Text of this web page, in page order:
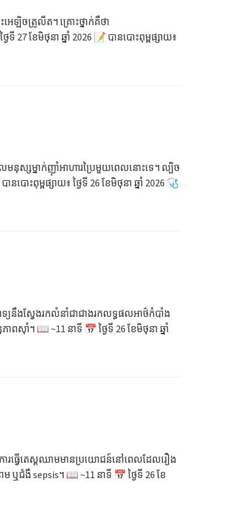
អេឡិចត្រូលីត។ គ្រោះថ្នាក់គឺថា
27 ខែមិថុនា ឆ្នាំ 2026 📝 បានបោះពុម្ពផ្សាយ៖
មនុស្សម្នាក់ញ៉ាំអាហារប្រៃមួយពេលនោះទេ។ ល្បិច
បោះពុម្ពផ្សាយ៖ ថ្ងៃទី 26 ខែមិថុនា ឆ្នាំ 2026 🩺
ទ្យនឹងស្វែងរកលំនាំជាជាងរកលទ្ធផលអាថ៌កំបាំង
ាំ។ 📖 ~11 នាទី 📅 ថ្ងៃទី 26 ខែមិថុនា ឆ្នាំ
ការធ្វើតេស្តឈាមមានប្រយោជន៍នៅពេលដែលរឿង
ឬជំងឺ sepsis។ 📖 ~11 នាទី 📅 ថ្ងៃទី 26 ខែ